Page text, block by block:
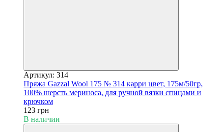
Артикул: 314
Пряжа Gazzal Wool 175 № 314 карри цвет, 175м/50гр,
100% шерсть мериноса, для ручной вязки спицами и
крючком
123 грн
В наличии